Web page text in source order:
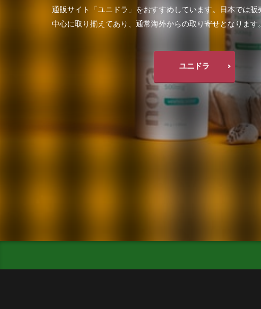
通販サイト「ユニドラ」をおすすめしています。日本では
中心に取り揃えてあり、通常海外からの取り寄せとなります
ユニドラ